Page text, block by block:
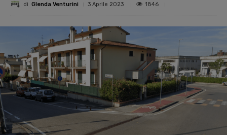
di Glenda Venturini 3 Aprile 2023 1846